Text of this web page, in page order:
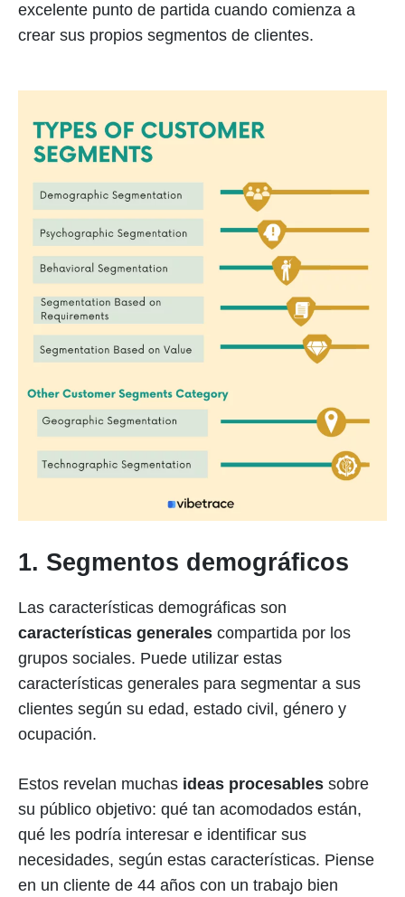
excelente punto de partida cuando comienza a
crear sus propios segmentos de clientes.
1. Segmentos demográficos
Las características demográficas son
características generales compartida por los
grupos sociales. Puede utilizar estas
características generales para segmentar a sus
clientes según su edad, estado civil, género y
ocupación.
Estos revelan muchas ideas procesables sobre
su público objetivo: qué tan acomodados están,
qué les podría interesar e identificar sus
necesidades, según estas características. Piense
en un cliente de 44 años con un trabajo bien